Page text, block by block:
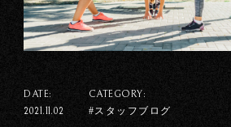
DATE:
2021.11.02
CATEGORY:
#スタッフブログ